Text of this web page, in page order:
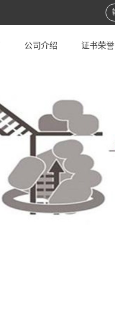
公司介绍 证书荣誉